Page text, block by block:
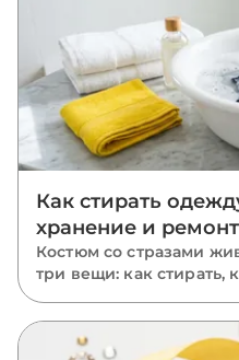
Как стирать
хранение и
Костюм со стразами
три вещи: как стирать,
и машинная стирка,
отклеившихся камней.